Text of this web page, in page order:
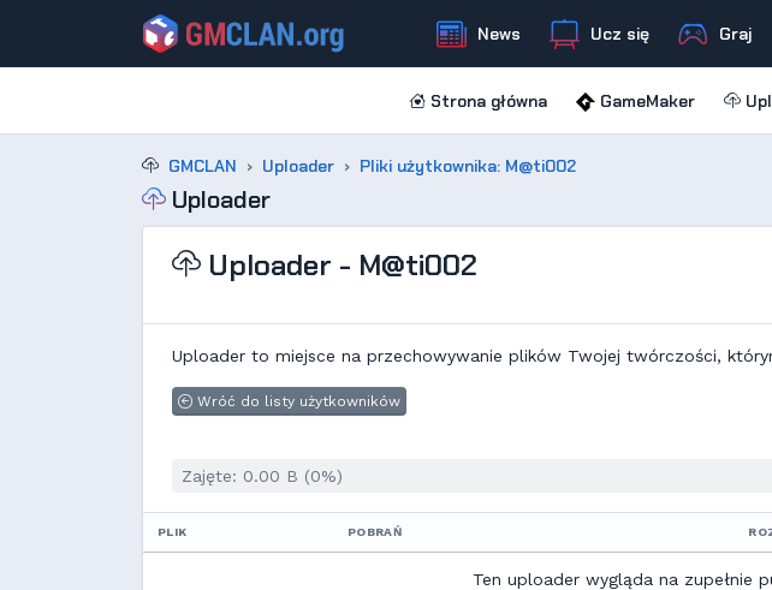
News Ucz się Graj
Strona główna GameMaker
GMCLAN Uploader Pliki użytkownika: M@ti002
Uploader
Uploader - M@ti002
Uploader to miejsce na przechowywanie plików Twojej twórczości,
Wróć do listy użytkowników
Zajęte: 0.00 B (0%)
PLIK POBRAŃ
Ten uploader wygląda na zupełnie